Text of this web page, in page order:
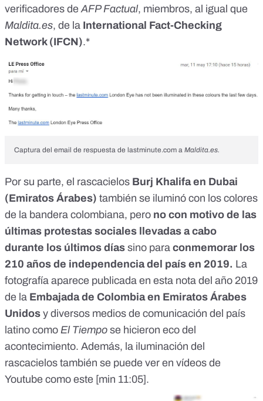
verificadores de AFP Factual, miembros, al igual que
Maldita.es, de la International Fact-Checking
Network (IFCN).*
Captura del email de respuesta de lastminute.com a Maldita.es.
Por su parte, el rascacielos Burj Khalifa en Dubai
(Emiratos Árabes) también se iluminó con los colores
de la bandera colombiana, pero no con motivo de las
últimas protestas sociales llevadas a cabo
durante los últimos días sino para conmemorar los
210 años de independencia del país en 2019. La
fotografía aparece publicada en esta nota del año 2019
de la Embajada de Colombia en Emiratos Árabes
Unidos y diversos medios de comunicación del país
latino como El Tiempo se hicieron eco del
acontecimiento. Además, la iluminación del
rascacielos también se puede ver en vídeos de
Youtube como este [min 11:05].